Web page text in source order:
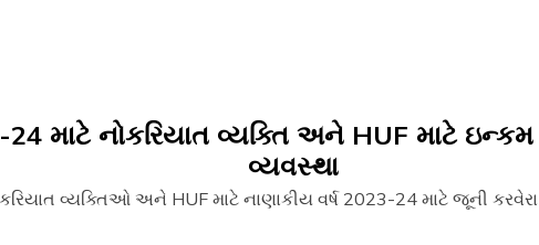
24 માટે નોકરિયાત વ્યક્તિ અને HUF માટે
વ્યવસ્થા
વ્યક્તિઓ અને HUF માટે નાણાકીય વર્ષ 2023-24 માટે જૂની